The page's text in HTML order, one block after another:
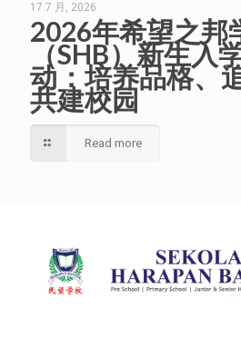
17 7 月, 2026
2026年希望之邦
（SHB）新生入
动：培养品格、
共建校园
Read more